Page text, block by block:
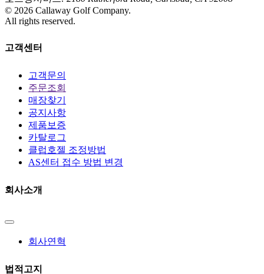
© 2026 Callaway Golf Company.
All rights reserved.
고객센터
고객문의
주문조회
매장찾기
공지사항
제품보증
카탈로그
클럽호젤 조정방법
AS센터 접수 방법 변경
회사소개
회사연혁
법적고지